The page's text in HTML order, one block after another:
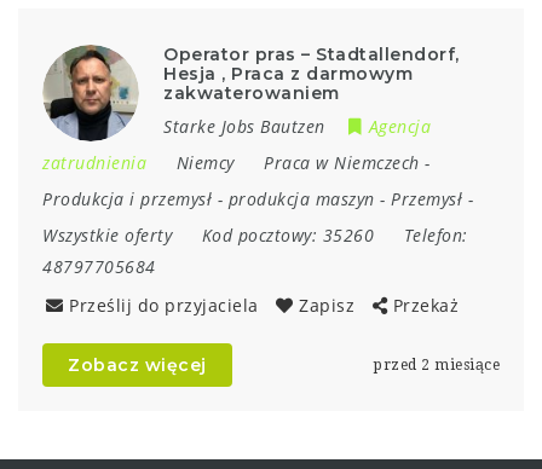
Operator pras – Stadtallendorf,
Hesja , Praca z darmowym
zakwaterowaniem
Starke Jobs Bautzen
Agencja
zatrudnienia
Niemcy Praca w Niemczech -
Produkcja i przemysł - produkcja maszyn - Przemysł -
Wszystkie oferty
Kod pocztowy: 35260
Telefon:
48797705684
Prześlij do przyjaciela
Zapisz Przekaż
Zobacz więcej przed 2 miesiące